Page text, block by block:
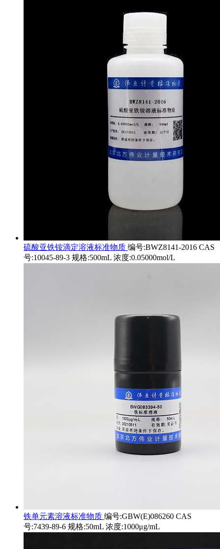
硫酸亚铁铵滴定溶液标准物质 编号:BWZ8141-2016 CAS
号:10045-89-3 规格:500mL 浓度:0.05000mol/L
铁单元素溶液标准物质 编号:GBW(E)086260 CAS
号:7439-89-6 规格:50mL 浓度:1000μg/mL